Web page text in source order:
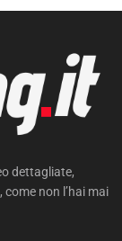
dettagliate,
non l’hai mai